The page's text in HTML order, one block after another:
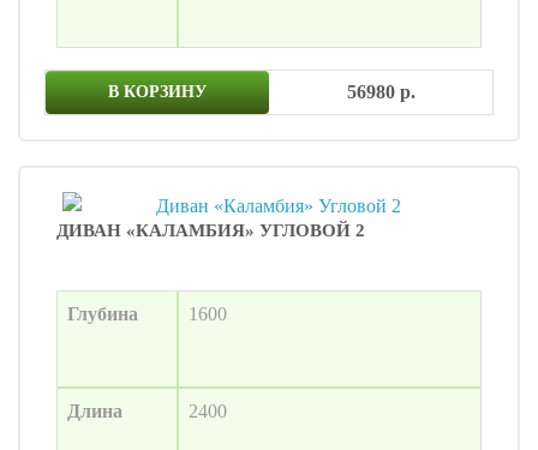
В КОРЗИНУ 56980 р.
ДИВАН «КАЛАМБИЯ» УГЛОВОЙ 2
Глубина 1600
Длина 2400